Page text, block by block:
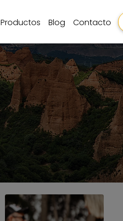
Productos Blog Contacto